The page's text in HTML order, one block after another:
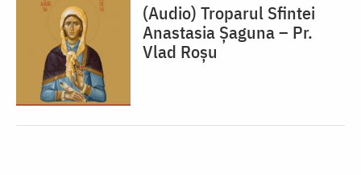
(Audio) Troparul Sfintei
Anastasia Șaguna – Pr.
Vlad Roșu